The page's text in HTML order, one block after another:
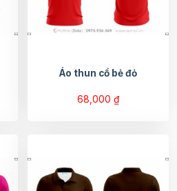
Áo thun cổ bẻ đỏ
68,000 ₫